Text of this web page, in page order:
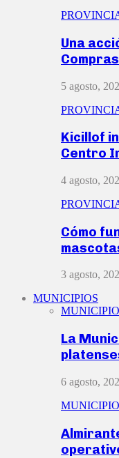
Una
5 agosto,
Kicillof
Centro
4 agosto,
Cómo
3 agosto,
MUNICIPIOS
La
6 agosto,